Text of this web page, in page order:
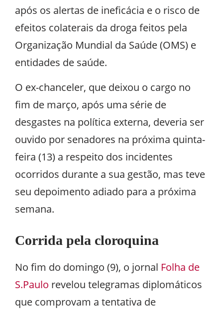
após os alertas de ineficácia e o risco de
efeitos colaterais da droga feitos pela
Organização Mundial da Saúde (OMS) e
entidades de saúde.
O ex-chanceler, que deixou o cargo no
fim de março, após uma série de
desgastes na política externa, deveria ser
ouvido por senadores na próxima quinta-
feira (13) a respeito dos incidentes
ocorridos durante a sua gestão, mas teve
seu depoimento adiado para a próxima
semana.
Corrida pela cloroquina
No fim do domingo (9), o jornal Folha de
S.Paulo revelou telegramas diplomáticos
que comprovam a tentativa de